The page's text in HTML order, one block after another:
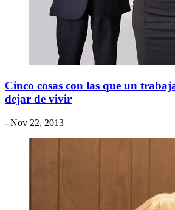
Cinco cosas con las que un
dejar de vivir
- Nov 22, 2013